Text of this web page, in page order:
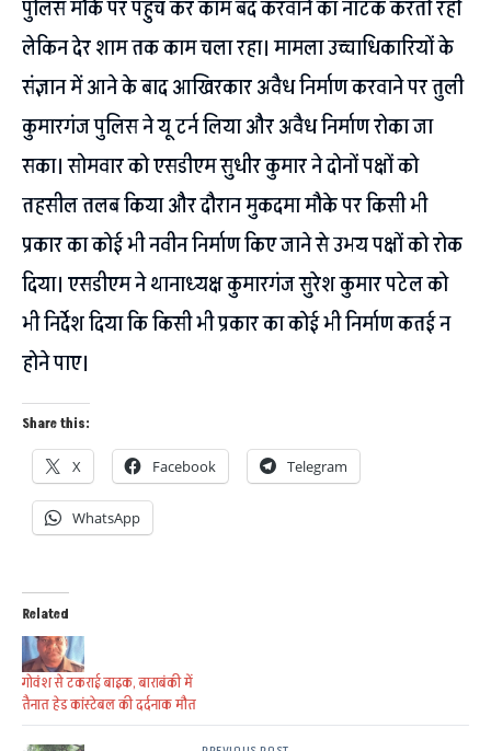
पुलिस मौके पर पहुंच कर काम बंद करवाने का नाटक करती रही
लेकिन देर शाम तक काम चला रहा। मामला उच्चाधिकारियों के
संज्ञान में आने के बाद आखिरकार अवैध निर्माण करवाने पर तुली
कुमारगंज पुलिस ने यू टर्न लिया और अवैध निर्माण रोका जा
सका। सोमवार को एसडीएम सुधीर कुमार ने दोनों पक्षों को
तहसील तलब किया और दौरान मुकदमा मौके पर किसी भी
प्रकार का कोई भी नवीन निर्माण किए जाने से उभय पक्षों को रोक
दिया। एसडीएम ने थानाध्यक्ष कुमारगंज सुरेश कुमार पटेल को
भी निर्देश दिया कि किसी भी प्रकार का कोई भी निर्माण कतई न
होने पाए।
Share this:
X Facebook Telegram
WhatsApp
Related
गोवंश से टकराई बाइक, बाराबंकी में
तैनात हेड कांस्टेबल की दर्दनाक मौत